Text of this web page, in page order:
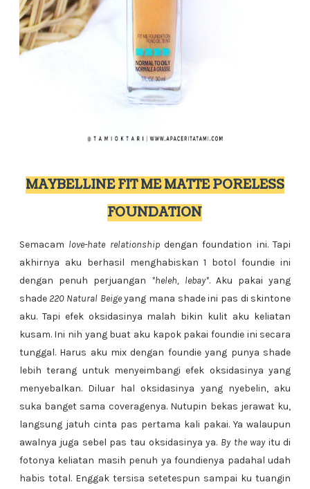
MAYBELLINE FIT ME MATTE PORELESS
FOUNDATION
Semacam love-hate relationshipdengan foundation ini. Tapi
akhirnya aku berhasil menghabiskan 1 botol foundie ini
dengan penuh perjuangan *heleh, lebay*. Aku pakai yang
shade220 Natural Beigeyang mana shade ini pas di skintone
aku. Tapi efek oksidasinya malah bikin kulit aku keliatan
kusam. Ini nih yang buat aku kapok pakai foundie ini secara
tunggal. Harus aku mix dengan foundie yang punya shade
lebih terang untuk menyeimbangi efek oksidasinya yang
menyebalkan. Diluar hal oksidasinya yang nyebelin, aku
suka banget sama coveragenya. Nutupin bekas jerawat ku,
langsung jatuh cinta pas pertama kali pakai. Ya walaupun
awalnya juga sebel pas tau oksidasinya ya. By the wayitu di
fotonya keliatan masih penuh ya foundienya padahal udah
habis total. Enggak tersisa setetespun sampai ku tuangin